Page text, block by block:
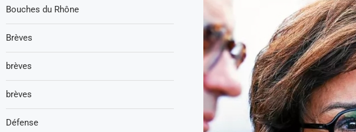
Bouches du Rhône
Brèves
brèves
brèves
Défense